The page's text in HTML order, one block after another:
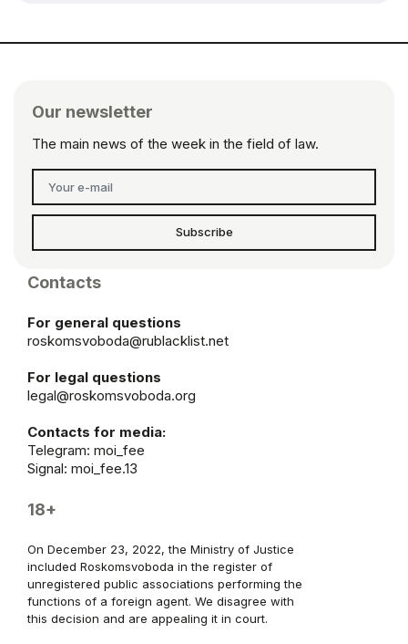
Our newsletter
The main news of the week in the field of law.
Subscribe
Contacts
For general questions
roskomsvoboda@rublacklist.net
For legal questions
legal@roskomsvoboda.org
Contacts for media:
Telegram: moi_fee
Signal: moi_fee.13
18+
On December 23, 2022, the Ministry of Justice
included Roskomsvoboda in the register of
unregistered public associations performing the
functions of a foreign agent. We disagree with
this decision and are appealing it in court.